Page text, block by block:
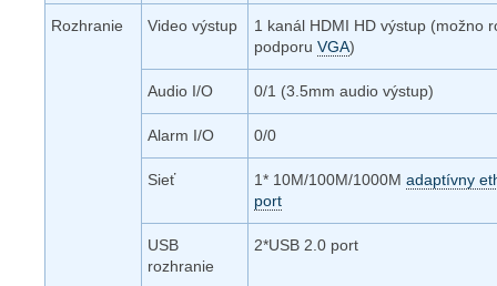
Rozhranie Video výstup
1 kanál HDMI HD výstup (možno
podporu VGA)
Audio I/O 0/1 (3.5mm audio výstup)
Alarm I/O 0/0
Sieť 1* 10M/100M/1000M adaptívny
port
USB
rozhranie
2*USB 2.0 port